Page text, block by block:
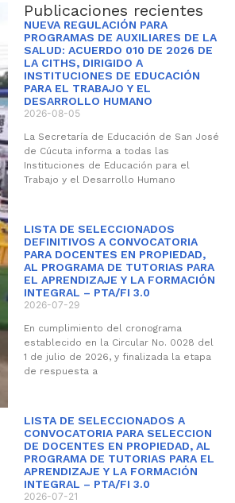
Publicaciones recientes
NUEVA REGULACIÓN PARA
PROGRAMAS DE AUXILIARES DE LA
SALUD: ACUERDO 010 DE 2026 DE
LA CITHS, DIRIGIDO A
INSTITUCIONES DE EDUCACIÓN
PARA EL TRABAJO Y EL
DESARROLLO HUMANO
2026-08-05
La Secretaría de Educación de San José
de Cúcuta informa a todas las
Instituciones de Educación para el
Trabajo y el Desarrollo Humano
LISTA DE SELECCIONADOS
DEFINITIVOS A CONVOCATORIA
PARA DOCENTES EN PROPIEDAD,
AL PROGRAMA DE TUTORIAS PARA
EL APRENDIZAJE Y LA FORMACIÓN
INTEGRAL – PTA/FI 3.0
2026-07-29
En cumplimiento del cronograma
establecido en la Circular No. 0028 del
1 de julio de 2026, y finalizada la etapa
de respuesta a
LISTA DE SELECCIONADOS A
CONVOCATORIA PARA SELECCION
DE DOCENTES EN PROPIEDAD, AL
PROGRAMA DE TUTORIAS PARA EL
APRENDIZAJE Y LA FORMACIÓN
INTEGRAL – PTA/FI 3.0
2026-07-21